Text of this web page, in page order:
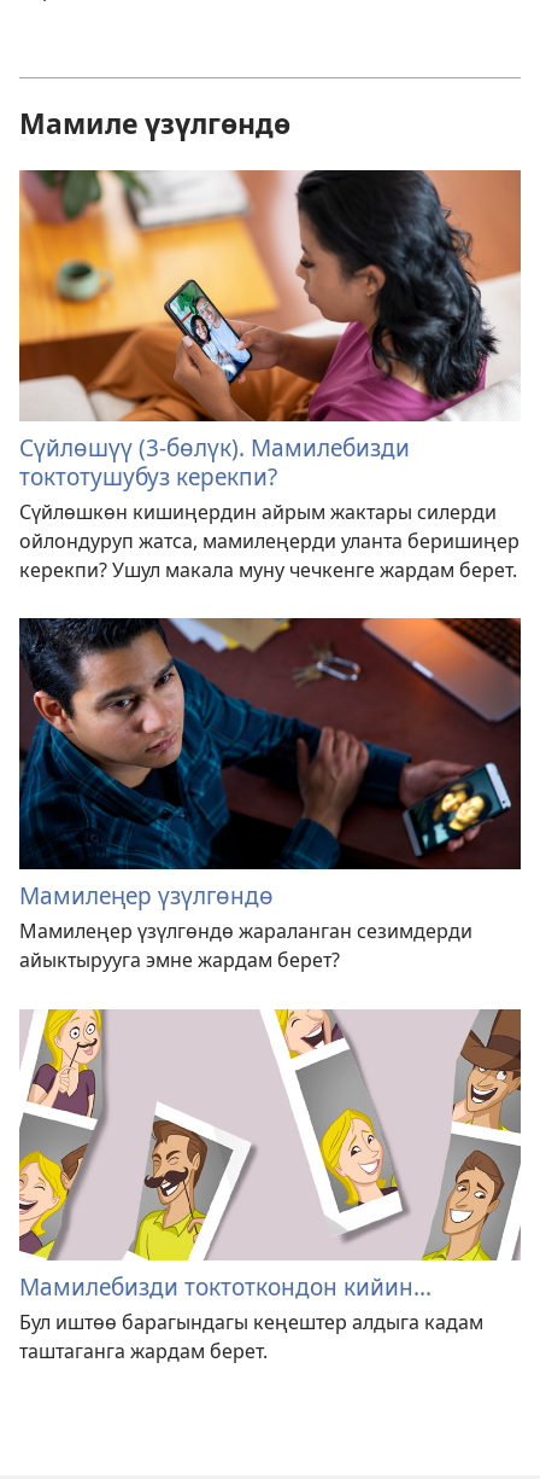
Мамиле үзүлгөндө
Сүйлөшүү (3-бөлүк). Мамилебизди
токтотушубуз керекпи?
Сүйлөшкөн кишиңердин айрым жактары силерди
ойлондуруп жатса, мамилеңерди уланта беришиңер
керекпи? Ушул макала муну чечкенге жардам берет.
Мамилеңер үзүлгөндө
Мамилеңер үзүлгөндө жараланган сезимдерди
айыктырууга эмне жардам берет?
Мамилебизди токтоткондон кийин...
Бул иштөө барагындагы кеңештер алдыга кадам
таштаганга жардам берет.